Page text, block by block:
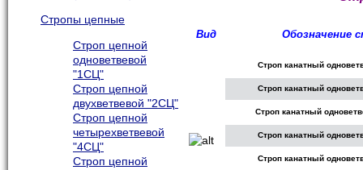
Стропы цепные
Строп цепной
одноветвевой
"1СЦ"
Строп цепной
двухветвевой "2СЦ"
Строп цепной
четырехветвевой
"4СЦ"
Строп цепной
Вид Обозначение
Строп канатный
Строп канатный
Строп канатный
Строп канатный
Строп канатный